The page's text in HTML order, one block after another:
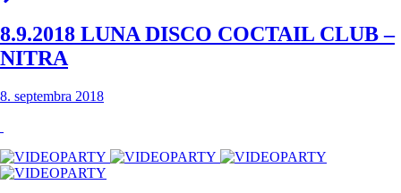
8.9.2018 LUNA DISCO COCTAIL CLUB –
NITRA
8. septembra 2018